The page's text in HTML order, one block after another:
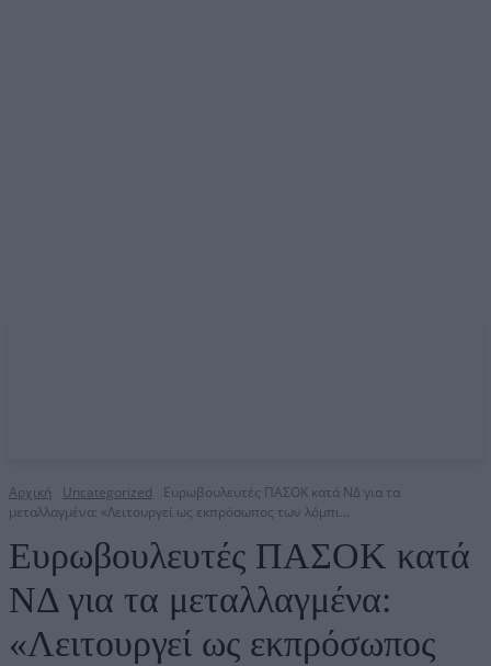
Αρχική Uncategorized
Ευρωβουλευτές ΠΑΣΟΚ κατά ΝΔ για τα
μεταλλαγμένα: «Λειτουργεί ως εκπρόσωπος των λόμπι...
Ευρωβουλευτές ΠΑΣΟΚ κατά
ΝΔ για τα μεταλλαγμένα:
«Λειτουργεί ως εκπρόσωπος